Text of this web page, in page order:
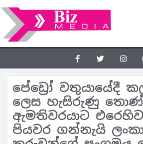
පේඩ්‍රෝ වතුයායේදී
ලෙස හැසිරුණු
ඇමතිවරයාට
පියවර ගන්නැයි